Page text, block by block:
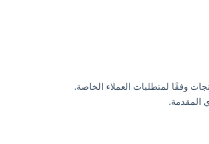
وفقًا لمتطلبات العملاء الخاصة.